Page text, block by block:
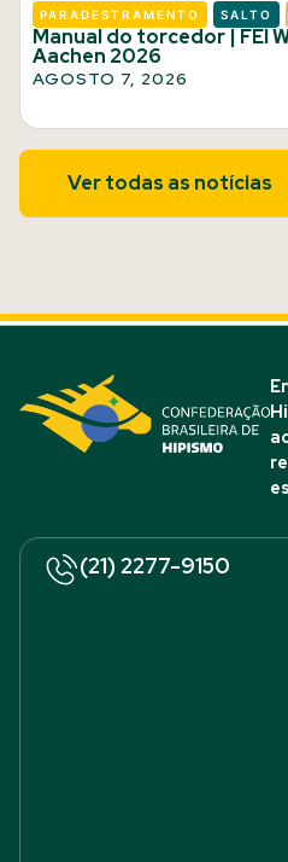
PARADESTRAMENTO SALTO
Manual do torcedor | FEI
Aachen 2026
AGOSTO 7, 2026
Ver todas as notícias
(21) 2277-9150